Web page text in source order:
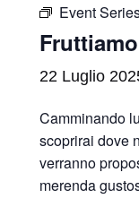
Event
Fruttiamo
22 Luglio
Camminando
scoprirai dove
verranno
merenda